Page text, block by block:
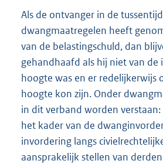
Als de ontvanger in de
dwangmaatregelen heeft
van de belastingschuld, dan
gehandhaafd als hij niet van de
hoogte was en er redelijkerwijs
hoogte kon zijn. Onder
in dit verband worden
het kader van de
invordering langs
aansprakelijk stellen van